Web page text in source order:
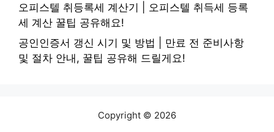
오피스텔 취등록세 계산기 | 오피스텔 취득세 등록
세 계산 꿀팁 공유해요!
공인인증서 갱신 시기 및 방법 | 만료 전 준비사항
및 절차 안내, 꿀팁 공유해 드릴게요!
Copyright © 2026